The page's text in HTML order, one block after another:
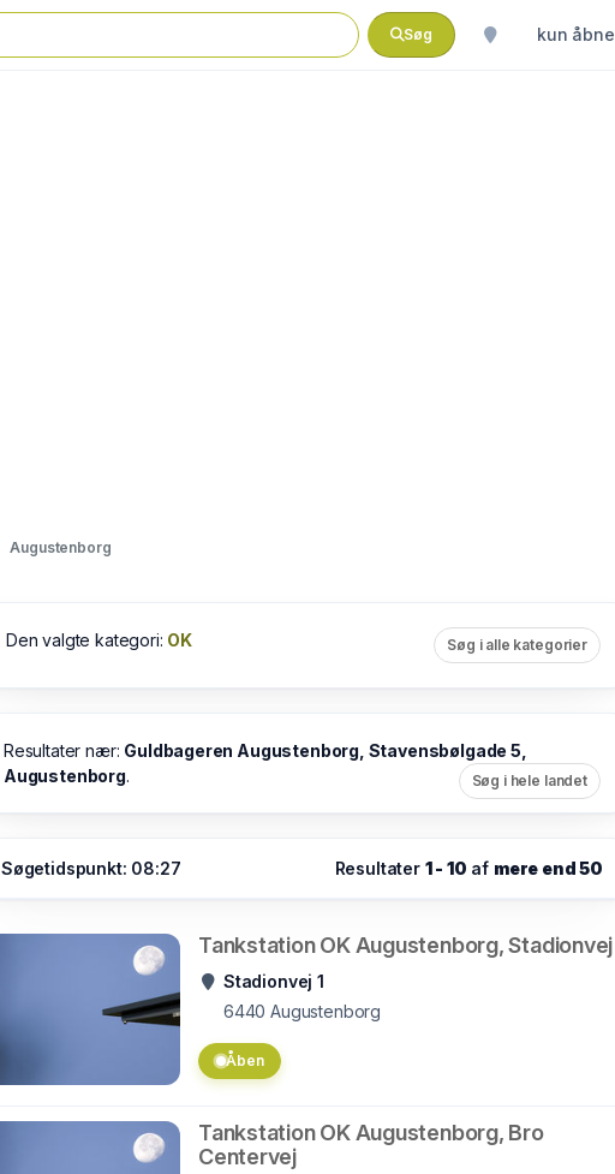
Søg kun åbne
Augustenborg
Den valgte kategori: OK Søg i alle kategorier
Resultater nær: Guldbageren Augustenborg, Stavensbølgade 5,
Augustenborg. Søg i hele landet
Søgetidspunkt: 08:27 Resultater 1 - 10 af mere end 50
Tankstation OK Augustenborg, Stadionvej
Stadionvej 1
6440 Augustenborg
Åben
Tankstation OK Augustenborg, Bro
Centervej